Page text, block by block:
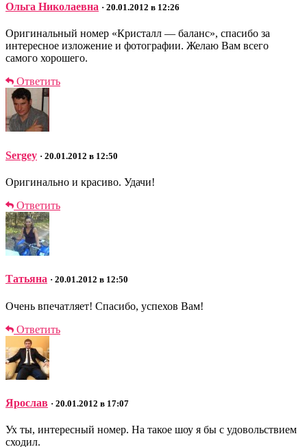
Ольга Николаевна · 20.01.2012 в 12:26
Оригинальный номер «Кристалл — баланс», спасибо за
интересное изложение и фотографии. Желаю Вам всего
самого хорошего.
Ответить
Sergey · 20.01.2012 в 12:50
Оригинально и красиво. Удачи!
Ответить
Татьяна · 20.01.2012 в 12:50
Очень впечатляет! Спасибо, успехов Вам!
Ответить
Ярослав · 20.01.2012 в 17:07
Ух ты, интересный номер. На такое шоу я бы с удовольствием
сходил.